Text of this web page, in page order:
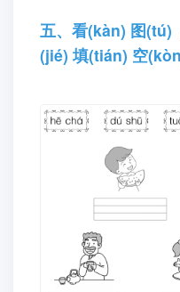
五、看(kàn) 图(tú)
(jié) 填(tián) 空